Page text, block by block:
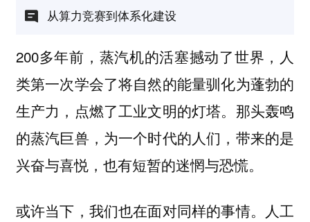
从算力竞赛到体系化建设
200多年前，蒸汽机的活塞撼动了世界，人
类第一次学会了将自然的能量驯化为蓬勃的
生产力，点燃了工业文明的灯塔。那头轰鸣
的蒸汽巨兽，为一个时代的人们，带来的是
兴奋与喜悦，也有短暂的迷惘与恐慌。
或许当下，我们也在面对同样的事情。人工